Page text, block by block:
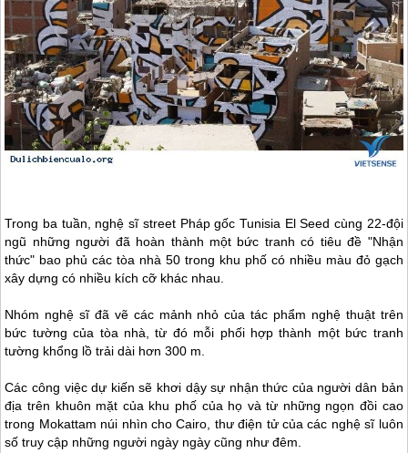
Trong ba tuần, nghệ sĩ street Pháp gốc Tunisia El Seed cùng 22-đội
ngũ những người đã hoàn thành một bức tranh có tiêu đề "Nhận
thức" bao phủ các tòa nhà 50 trong khu phố có nhiều màu đỏ gạch
xây dựng có nhiều kích cỡ khác nhau.
Nhóm nghệ sĩ đã vẽ các mảnh nhỏ của tác phẩm nghệ thuật trên
bức tường của tòa nhà, từ đó mỗi phối hợp thành một bức tranh
tường khổng lồ trải dài hơn 300 m.
Các công việc dự kiến sẽ khơi dậy sự nhận thức của người dân bản
địa trên khuôn mặt của khu phố của họ và từ những ngọn đồi cao
trong Mokattam núi nhìn cho Cairo, thư điện tử của các nghệ sĩ luôn
số truy cập những người ngày ngày cũng như đêm.